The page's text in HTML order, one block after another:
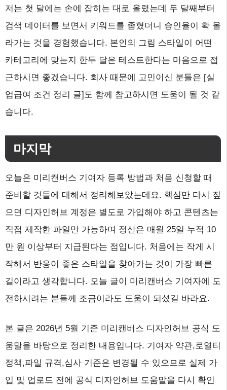
저는 첫 달에는 손에 잡히는 대로 올렸는데 두 달째부터
검색 데이터를 보면서 키워드를 좁혔더니 승인율이 확 올
라가는 것을 경험했습니다. 본인의 그림 스타일이 어떤
카테고리에 맞는지 한두 달은 테스트한다는 마음으로 접
근하시면 좋겠습니다. 회사 때문에 고민이신 분들은 [실
업급여 조건 정리 글]도 함께 참고하시면 도움이 될 것 같
습니다.
마지막
오늘은 미리캔버스 기여자 등록 방법과 처음 신청할 때
준비할 것들에 대해서 정리해보았는데요. 핵심만 다시 짚
으면 디자인허브 계정은 별도로 가입해야 하고 콘텐츠는
직접 제작한 파일만 가능하며 정산은 매월 25일 누적 10
만 원 이상부터 지급된다는 점입니다. 처음에는 작게 시
작해서 반응이 좋은 스타일을 찾아가는 것이 가장 빠른
길이라고 생각합니다. 오늘 글이 미리캔버스 기여자에 도
전하시려는 분들께 조금이라도 도움이 되셨길 바라요.
본 글은 2026년 5월 기준 미리캔버스 디자인허브 공식 도
움말을 바탕으로 정리한 내용입니다. 기여자 약관,로열티
정책,파일 규격,심사 기준은 변경될 수 있으므로 실제 가
입 및 업로드 전에 공식 디자인허브 도움말을 다시 확인